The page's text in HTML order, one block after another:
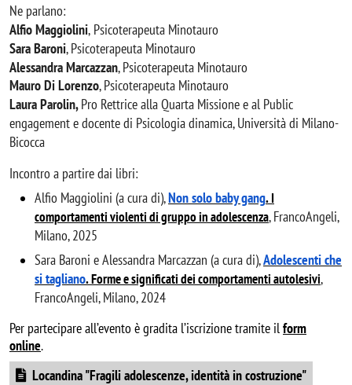
Ne parlano:
Alfio Maggiolini, Psicoterapeuta Minotauro
Sara Baroni,Psicoterapeuta Minotauro
Alessandra Marcazzan,Psicoterapeuta Minotauro
Mauro Di Lorenzo,Psicoterapeuta Minotauro
LauraParolin,Pro Rettrice alla Quarta Missione e al Public
engagement e docente di Psicologia dinamica, Università di Milano-
Bicocca
Incontro a partire dai libri:
Alfio Maggiolini (a cura di),Non solo baby gang.I
comportamenti violenti di gruppo in adolescenza, FrancoAngeli,
Milano, 2025
Sara Baroni e Alessandra Marcazzan (a cura di),Adolescenti che
si tagliano.Forme e significati dei comportamenti autolesivi,
FrancoAngeli, Milano, 2024
Per partecipare all’evento è gradita l’iscrizione tramite ilform
online.
DocumentLocandina "Fragili adolescenze, identità in costruzione"